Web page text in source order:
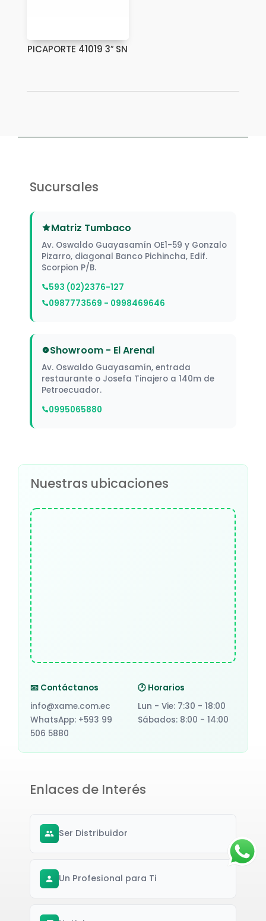
PICAPORTE 41019 3″ SN
Sucursales
Matriz Tumbaco
Av. Oswaldo Guayasamín OE1-59 y Gonzalo
Pizarro, diagonal Banco Pichincha, Edif.
Scorpion P/B.
593 (02)2376-127
0987773569 - 0998469646
Showroom - El Arenal
Av. Oswaldo Guayasamín, entrada
restaurante o Josefa Tinajero a 140m de
Petroecuador.
0995065880
Nuestras ubicaciones
📧 Contáctanos
info@xame.com.ec
WhatsApp: +593 99
506 5880
🕐 Horarios
Lun - Vie: 7:30 - 18:00
Sábados: 8:00 - 14:00
Enlaces de Interés
Ser Distribuidor
Un Profesional para Ti